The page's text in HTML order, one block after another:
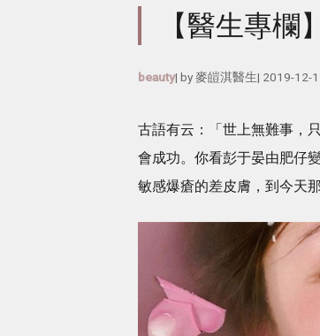
【醫生專
beauty| by麥皚淇醫生| 2019-12-
古語有云：「世上無難事，
會成功。你看彭于晏由肥仔
敏感爆瘡的差皮膚，到今天